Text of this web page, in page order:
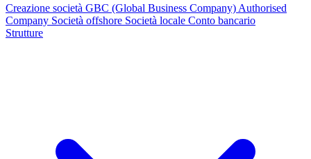
Creazione società GBC (Global Business Company) Authorised
Company Società offshore Società locale Conto bancario
Strutture